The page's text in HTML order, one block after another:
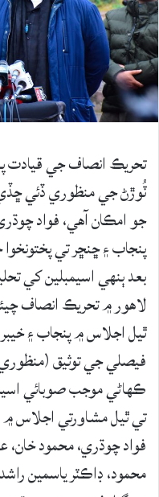
تحريڪ انصاف جي قيادت
ٽُوڙڻ جي منظوري ڏئي
پنجاب ۽ ڇنڇر تي
بعد ٻنهي اسيمبلين کي
لاهور ۾ تحريڪ انصاف
ٿيل اجلاس ۾ پنجاب ۽
فيصلي جي توثيق
ڪهاڻي موجب صوبائي
تي ٿيل مشاورتي اجلاس
فواد چوڌري، محمود خان،
محمود، ڊاڪٽر ياسمين